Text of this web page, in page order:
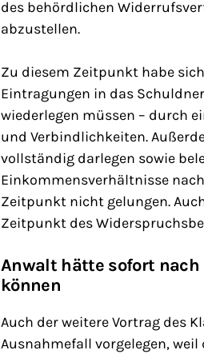
des behördlichen
abzustellen.
Zu diesem Zeitpunkt habe
Eintragungen in das
wiederlegen müssen – durch
und Verbindlichkeiten.
vollständig darlegen sowie
Einkommensverhältnisse
Zeitpunkt nicht gelungen.
Zeitpunkt des
Anwalt hätte sofort
können
Auch der weitere Vortrag des
Ausnahmefall vorgelegen,